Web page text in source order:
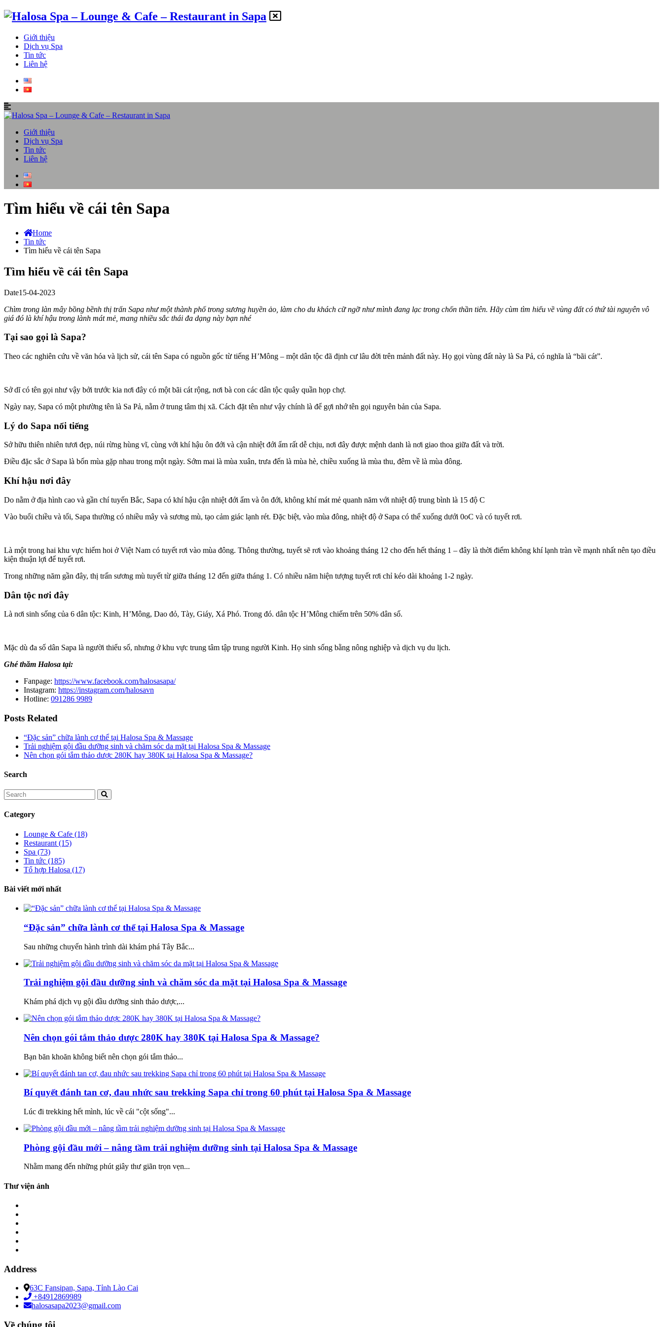
Giới thiệu
Dịch vụ Spa
Tin tức
Liên hệ
Giới thiệu
Dịch vụ Spa
Tin tức
Liên hệ
Tìm hiểu về cái tên Sapa
Home
Tin tức
Tìm hiểu về cái tên Sapa
Tìm hiểu về cái tên Sapa
Date15-04-2023
Chìm trong làn mây bồng bềnh thị trấn Sapa như một thành phố trong sương huyền ảo, làm cho du khách cữ ngỡ như mình đang lạc trong chốn thần tiên. Hãy cùm tìm hiểu về vùng đất có thứ tài nguyên vô
giá đó là khí hậu trong lành mát mẻ, mang nhiều sắc thái đa dạng này bạn nhé
Tại sao gọi là Sapa?
Theo các nghiên cứu về văn hóa và lịch sử, cái tên Sapa có nguồn gốc từ tiếng H’Mông – một dân tộc đã định cư lâu đời trên mảnh đất này. Họ gọi vùng đất này là Sa Pả, có nghĩa là “bãi cát”.
Sở dĩ có tên gọi như vậy bởi trước kia nơi đây có một bãi cát rộng, nơi bà con các dân tộc quây quần họp chợ.
Ngày nay, Sapa có một phường tên là Sa Pả, nằm ở trung tâm thị xã. Cách đặt tên như vậy chính là để gợi nhớ tên gọi nguyên bản của Sapa.
Lý do Sapa nổi tiếng
Sở hữu thiên nhiên tươi đẹp, núi rừng hùng vĩ, cùng với khí hậu ôn đới và cận nhiệt đới ẩm rất dễ chịu, nơi đây được mệnh danh là nơi giao thoa giữa đất và trời.
Điều đặc sắc ở Sapa là bốn mùa gặp nhau trong một ngày. Sớm mai là mùa xuân, trưa đến là mùa hè, chiều xuống là mùa thu, đêm về là mùa đông.
Khí hậu nơi đây
Do nằm ở địa hình cao và gần chí tuyến Bắc, Sapa có khí hậu cận nhiệt đới ẩm và ôn đới, không khí mát mẻ quanh năm với nhiệt độ trung bình là 15 độ C
Vào buổi chiều và tối, Sapa thường có nhiều mây và sương mù, tạo cảm giác lạnh rét. Đặc biệt, vào mùa đông, nhiệt độ ở Sapa có thể xuống dưới 0oC và có tuyết rơi.
Là một trong hai khu vực hiếm hoi ở Việt Nam có tuyết rơi vào mùa đông. Thông thường, tuyết sẽ rơi vào khoảng tháng 12 cho đến hết tháng 1 – đây là thời điểm không khí lạnh tràn về mạnh nhất nên tạo điều
kiện thuận lợi để tuyết rơi.
Trong những năm gần đây, thị trấn sương mù tuyết từ giữa tháng 12 đến giữa tháng 1. Có nhiều năm hiện tượng tuyết rơi chỉ kéo dài khoảng 1-2 ngày.
Dân tộc nơi đây
Là nơi sinh sống của 6 dân tộc: Kinh, H’Mông, Dao đỏ, Tày, Giáy, Xá Phó. Trong đó. dân tộc H’Mông chiếm trên 50% dân số.
Mặc dù đa số dân Sapa là người thiểu số, nhưng ở khu vực trung tâm tập trung người Kinh. Họ sinh sống bằng nông nghiệp và dịch vụ du lịch.
Ghé thăm Halosa tại:
Fanpage: https://www.facebook.com/halosasapa/
Instagram: https://instagram.com/halosavn
Hotline: 091286 9989
Posts Related
“Đặc sản” chữa lành cơ thể tại Halosa Spa & Massage
Trải nghiệm gội đầu dưỡng sinh và chăm sóc da mặt tại Halosa Spa & Massage
Nên chọn gói tắm thảo dược 280K hay 380K tại Halosa Spa & Massage?
Search
Category
Lounge & Cafe (18)
Restaurant (15)
Spa (73)
Tin tức (185)
Tổ hợp Halosa (17)
Bài viết mới nhất
“Đặc sản” chữa lành cơ thể tại Halosa Spa & Massage
Sau những chuyến hành trình dài khám phá Tây Bắc...
Trải nghiệm gội đầu dưỡng sinh và chăm sóc da mặt tại Halosa Spa & Massage
Khám phá dịch vụ gội đầu dưỡng sinh thảo dược,...
Nên chọn gói tắm thảo dược 280K hay 380K tại Halosa Spa & Massage?
Bạn băn khoăn không biết nên chọn gói tắm thảo...
Bí quyết đánh tan cơ, đau nhức sau trekking Sapa chỉ trong 60 phút tại Halosa Spa & Massage
Lúc đi trekking hết mình, lúc về cái "cột sống"...
Phòng gội đầu mới – nâng tầm trải nghiệm dưỡng sinh tại Halosa Spa & Massage
Nhằm mang đến những phút giây thư giãn trọn vẹn...
Thư viện ảnh
Address
63C Fansipan, Sapa, Tỉnh Lào Cai
+84912869989
halosasapa2023@gmail.com
Về chúng tôi